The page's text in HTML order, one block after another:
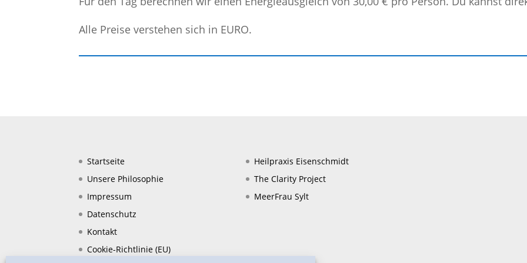
Alle Preise verstehen sich in EURO.
Startseite
Unsere Philosophie
Impressum
Datenschutz
Kontakt
Cookie-Richtlinie (EU)
Heilpraxis Eisenschmidt
The Clarity Project
MeerFrau Sylt